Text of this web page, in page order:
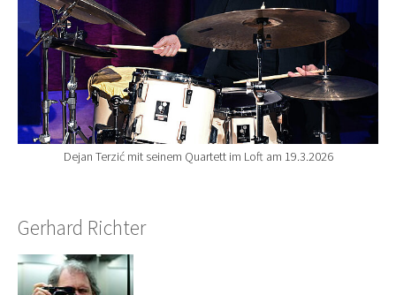
Dejan Terzić mit seinem Quartett im Loft am 19.3.2026
Gerhard Richter